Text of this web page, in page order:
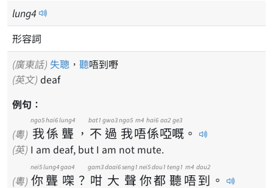
lung4
形容詞
(廣東話) 失聰 ， 聽唔到嘢
(英文) deaf
例句：
(粵) 我
ngo5
係
hai6
聾
lung4
， 不
bat1
過
gwo3
我
ngo5
唔
m4
係
hai6
啞
aa2
嘅
ge3
。
(英) I am deaf, but I am not mute.
(粵) 你
nei5
聾
lung4
㗎
gaa4
？ 咁
gam3
大
daai6
聲
seng1
你
nei5
都
dou1
聽
teng1
唔
m4
到
dou2
。